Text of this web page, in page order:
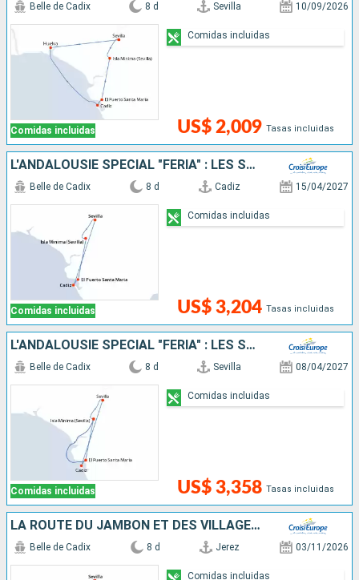
Comidas incluidas
Belle de Cadix 8 d Sevilla 10/09/2026
US$ 2,009 Tasas incluidas
Comidas incluidas
L'ANDALOUSIE SPÉCIAL "FERIA" : LES SPLENDEURS DE L'ANDALOUSIE AU FIL DU GUADALQUIVIR (FORMULE PORT-PORT)
Comidas incluidas
Belle de Cadix 8 d Cadiz 15/04/2027
US$ 3,204 Tasas incluidas
Comidas incluidas
L'ANDALOUSIE SPÉCIAL "FERIA" : LES SPLENDEURS DE L'ANDALOUSIE AU FIL DU GUADALQUIVIR (PORT-PORT)
Comidas incluidas
Belle de Cadix 8 d Sevilla 08/04/2027
US$ 3,358 Tasas incluidas
Comidas incluidas
LA ROUTE DU JAMBON ET DES VILLAGES BLANCS - L'ANDALOUSIE AUTHENTIQUE : ARCHITECTURE, TRADITIONS ET SPÉCIALITÉS CULINAIRES
Belle de Cadix 8 d Jerez 03/11/2026
Comidas incluidas